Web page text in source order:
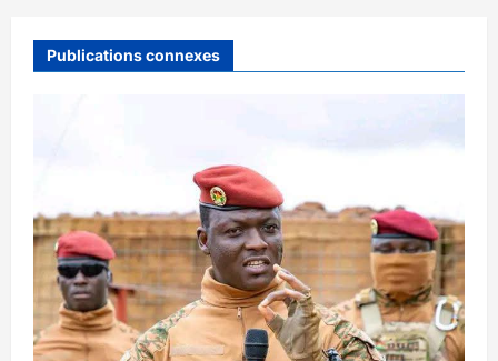
Publications connexes